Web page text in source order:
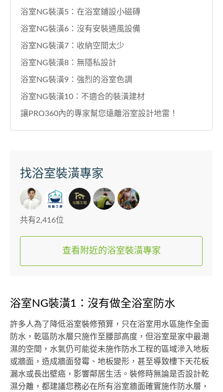
浴室NG裝潢5：在浴室鋪設小磁磚
浴室NG裝潢6：沒有安裝通風設備
浴室NG裝潢7：收納空間太少
浴室NG裝潢8：無隱私設計
浴室NG裝潢9：強烈的浴室色調
浴室NG裝潢10：不適合的裝潢建材
讓PRO360內的專家幫您遠離浴室設計地雷！
找浴室裝潢專家
共有2,416位
查看附近的浴室裝潢專家
浴室NG裝潢1：沒有做全浴室防水
許多人為了降低浴室裝修預算，只在浴室用水區施作全面
防水，乾區防水層只施作至腰部高度，但浴室是家中最潮
濕的空間，水氣仍可能從未施作防水工程的區域滲入地板
或牆面，造成牆面發霉、地板變形，甚至導致樓下天花板
漏水或長出壁癌，影響鄰居生活。裝修時無論是否設計乾
濕分離，都建議您務必在所有浴室牆面確實施作防水層，